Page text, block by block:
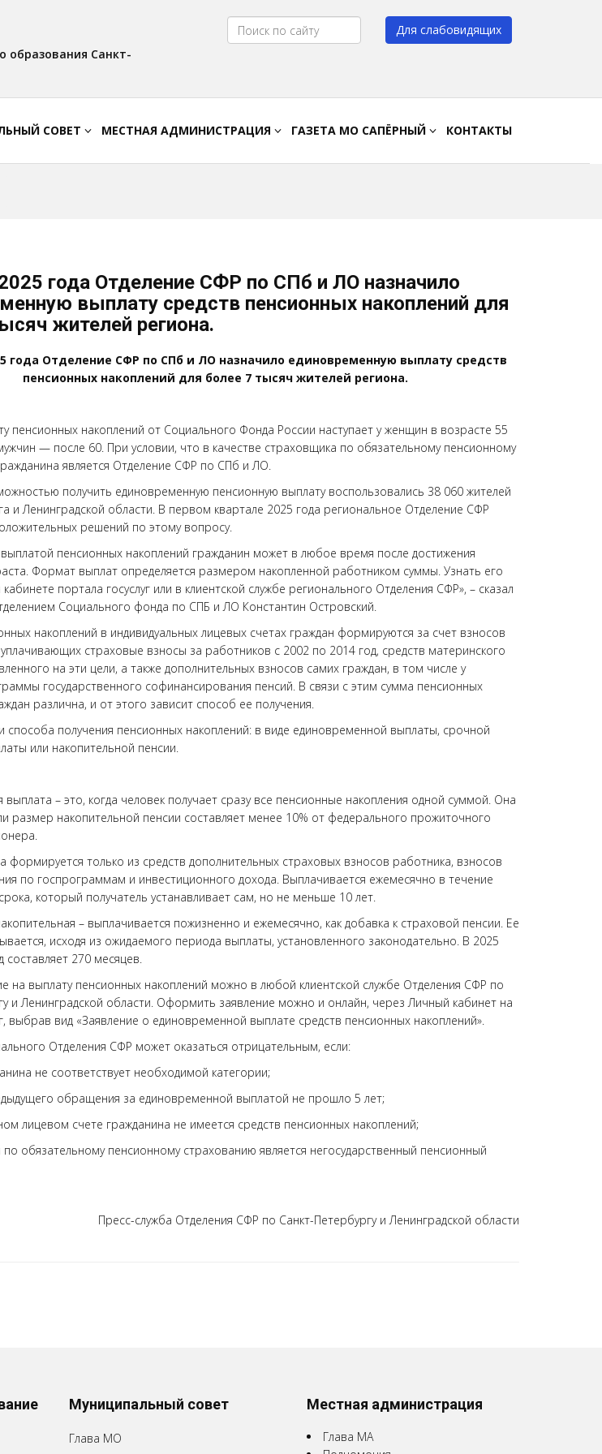
Цвет:A A A A
образования Санкт-
Для слабовидящих
СОВЕТ МЕСТНАЯ АДМИНИСТРАЦИЯ ГАЗЕТА МО САПЁРНЫЙ КОНТАКТЫ
года Отделение СФР по СПб и ЛО назначило
выплату средств пенсионных накоплений для
жителей региона.
года Отделение СФР по СПб и ЛО назначило единовременную выплату средств
пенсионных накоплений для более 7 тысяч жителей региона.
пенсионных накоплений от Социального Фонда России наступает у женщин в возрасте 55
— после 60. При условии, что в качестве страховщика по обязательному пенсионному
является Отделение СФР по СПб и ЛО.
получить единовременную пенсионную выплату воспользовались 38 060 жителей
и Ленинградской области. В первом квартале 2025 года региональное Отделение СФР
решений по этому вопросу.
пенсионных накоплений гражданин может в любое время после достижения
Формат выплат определяется размером накопленной работником суммы. Узнать его
портала госуслуг или в клиентской службе регионального Отделения СФР», – сказал
Социального фонда по СПБ и ЛО Константин Островский.
накоплений в индивидуальных лицевых счетах граждан формируются за счет взносов
страховые взносы за работников с 2002 по 2014 год, средств материнского
на эти цели, а также дополнительных взносов самих граждан, в том числе у
государственного софинансирования пенсий. В связи с этим сумма пенсионных
различна, и от этого зависит способ ее получения.
способа получения пенсионных накоплений: в виде единовременной выплаты, срочной
или накопительной пенсии.
– это, когда человек получает сразу все пенсионные накопления одной суммой. Она
размер накопительной пенсии составляет менее 10% от федерального прожиточного
формируется только из средств дополнительных страховых взносов работника, взносов
по госпрограммам и инвестиционного дохода. Выплачивается ежемесячно в течение
который получатель устанавливает сам, но не меньше 10 лет.
– выплачивается пожизненно и ежемесячно, как добавка к страховой пенсии. Ее
исходя из ожидаемого периода выплаты, установленного законодательно. В 2025
составляет 270 месяцев.
на выплату пенсионных накоплений можно в любой клиентской службе Отделения СФР по
и Ленинградской области. Оформить заявление можно и онлайн, через Личный кабинет на
выбрав вид «Заявление о единовременной выплате средств пенсионных накоплений».
Отделения СФР может оказаться отрицательным, если:
не соответствует необходимой категории;
обращения за единовременной выплатой не прошло 5 лет;
лицевом счете гражданина не имеется средств пенсионных накоплений;
обязательному пенсионному страхованию является негосударственный пенсионный
Пресс-служба Отделения СФР по Санкт-Петербургу и Ленинградской области
Муниципальный совет
Глава МО
Местная администрация
Глава МА